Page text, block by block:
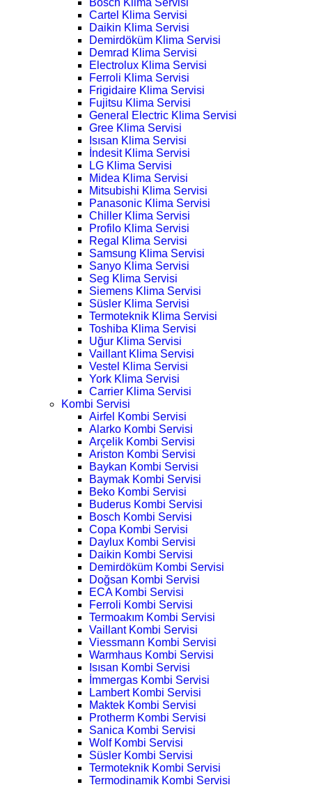
Cartel Klima Servisi
Daikin Klima Servisi
Demirdöküm Klima Servisi
Demrad Klima Servisi
Electrolux Klima Servisi
Ferroli Klima Servisi
Frigidaire Klima Servisi
Fujitsu Klima Servisi
General Electric Klima Servisi
Gree Klima Servisi
Isısan Klima Servisi
İndesit Klima Servisi
LG Klima Servisi
Midea Klima Servisi
Mitsubishi Klima Servisi
Panasonic Klima Servisi
Chiller Klima Servisi
Profilo Klima Servisi
Regal Klima Servisi
Samsung Klima Servisi
Sanyo Klima Servisi
Seg Klima Servisi
Siemens Klima Servisi
Süsler Klima Servisi
Termoteknik Klima Servisi
Toshiba Klima Servisi
Uğur Klima Servisi
Vaillant Klima Servisi
Vestel Klima Servisi
York Klima Servisi
Carrier Klima Servisi
Kombi Servisi
Airfel Kombi Servisi
Alarko Kombi Servisi
Arçelik Kombi Servisi
Ariston Kombi Servisi
Baykan Kombi Servisi
Baymak Kombi Servisi
Beko Kombi Servisi
Buderus Kombi Servisi
Bosch Kombi Servisi
Copa Kombi Servisi
Daylux Kombi Servisi
Daikin Kombi Servisi
Demirdöküm Kombi Servisi
Doğsan Kombi Servisi
ECA Kombi Servisi
Ferroli Kombi Servisi
Termoakım Kombi Servisi
Vaillant Kombi Servisi
Viessmann Kombi Servisi
Warmhaus Kombi Servisi
Isısan Kombi Servisi
İmmergas Kombi Servisi
Lambert Kombi Servisi
Maktek Kombi Servisi
Protherm Kombi Servisi
Sanica Kombi Servisi
Wolf Kombi Servisi
Süsler Kombi Servisi
Termoteknik Kombi Servisi
Termodinamik Kombi Servisi